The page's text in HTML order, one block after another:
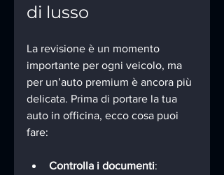
di lusso
La revisione è un momento
importante per ogni veicolo, ma
per un’auto premium è ancora più
delicata. Prima di portare la tua
auto in officina, ecco cosa puoi
fare:
Controlla i documenti: